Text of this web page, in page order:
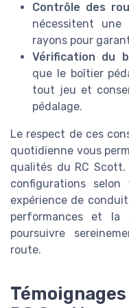
Contrôle des
nécessitent
rayons pour
Vérification du
que le boîtier
tout jeu et
pédalage.
Le respect de ces
quotidienne vous
qualités du RC Scott.
configurations
expérience de
performances et
poursuivre
route.